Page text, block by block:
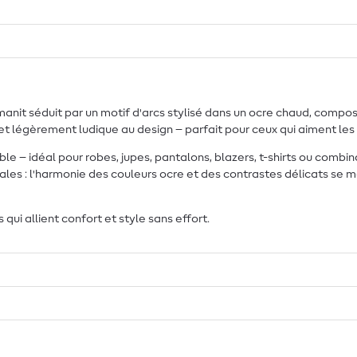
séduit par un motif d'arcs stylisé dans un ocre chaud,
légèrement ludique au design – parfait pour ceux qui aiment
– idéal pour robes, jupes, pantalons, blazers, t-shirts ou
: l'harmonie des couleurs ocre et des contrastes délicats se
qui allient confort et style sans effort.